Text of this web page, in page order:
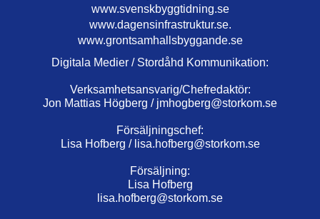
www.svenskbyggtidning.se
www.dagensinfrastruktur.se.
www.grontsamhallsbyggande.se
Digitala Medier / Stordåhd Kommunikation:
Verksamhetsansvarig/Chefredaktör:
Jon Mattias Högberg / jmhogberg@storkom.se
Försäljningschef:
Lisa Hofberg / lisa.hofberg@storkom.se
Försäljning:
Lisa Hofberg
lisa.hofberg@storkom.se